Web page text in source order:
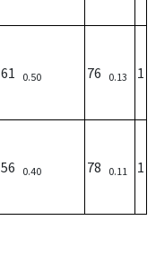
61 0.50 76 0.13 1
56 0.40 78 0.11 1